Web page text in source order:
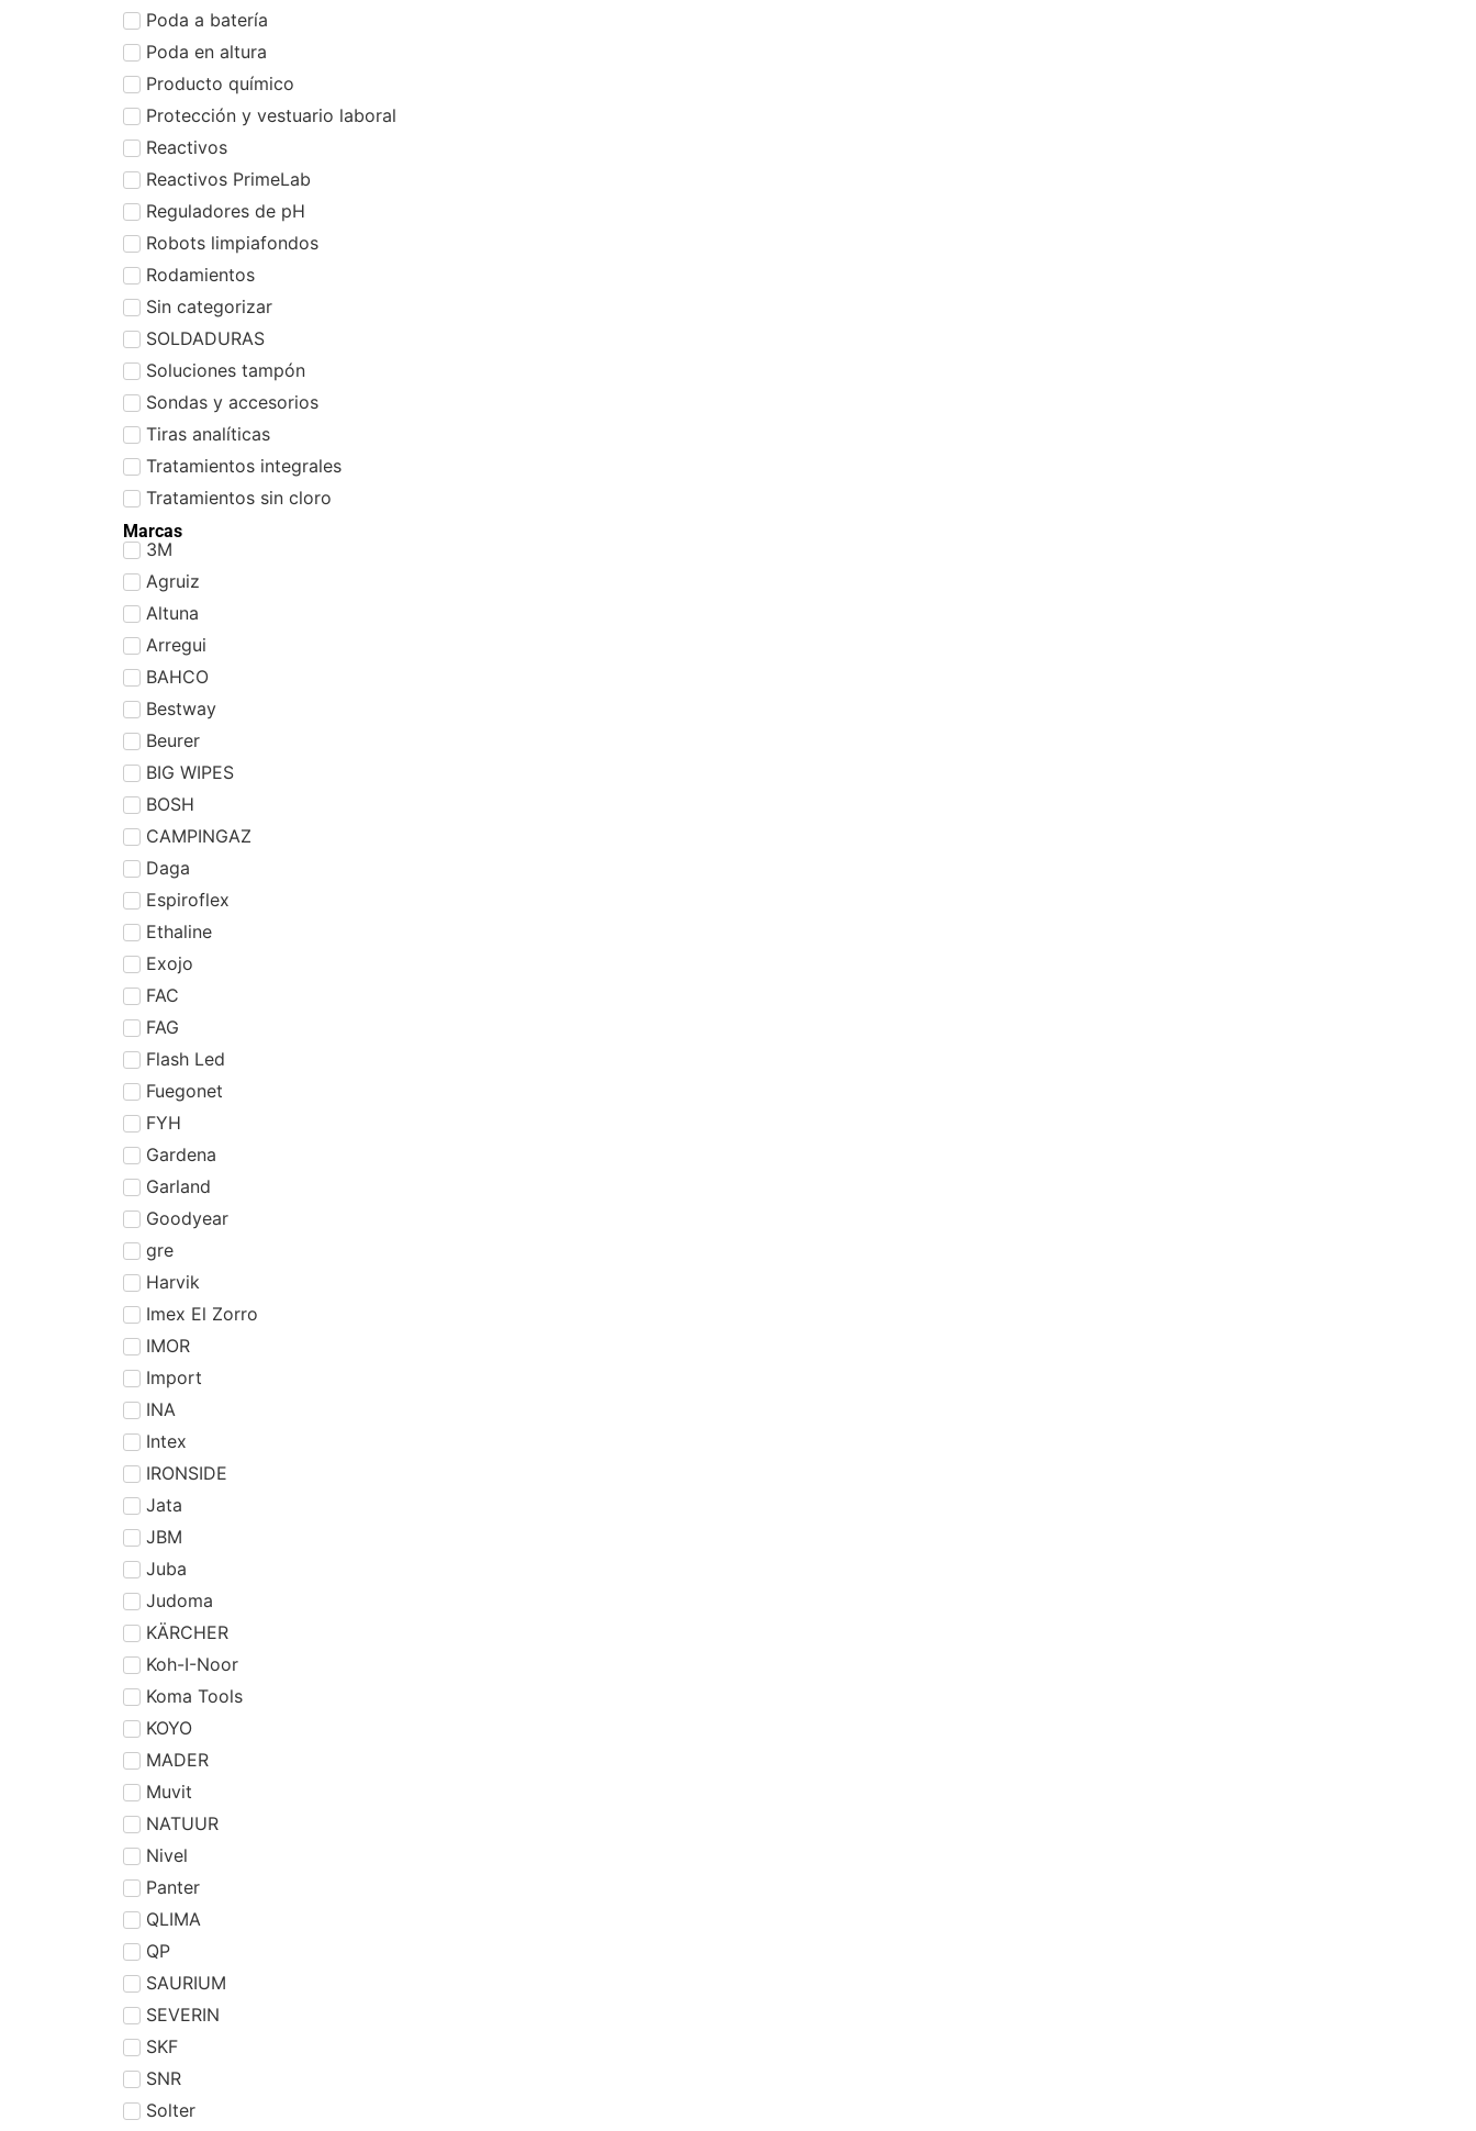
Poda a batería
Poda en altura
Producto químico
Protección y vestuario laboral
Reactivos
Reactivos PrimeLab
Reguladores de pH
Robots limpiafondos
Rodamientos
Sin categorizar
SOLDADURAS
Soluciones tampón
Sondas y accesorios
Tiras analíticas
Tratamientos integrales
Tratamientos sin cloro
Marcas
3M
Agruiz
Altuna
Arregui
BAHCO
Bestway
Beurer
BIG WIPES
BOSH
CAMPINGAZ
Daga
Espiroflex
Ethaline
Exojo
FAC
FAG
Flash Led
Fuegonet
FYH
Gardena
Garland
Goodyear
gre
Harvik
Imex El Zorro
IMOR
Import
INA
Intex
IRONSIDE
Jata
JBM
Juba
Judoma
KÄRCHER
Koh-I-Noor
Koma Tools
KOYO
MADER
Muvit
NATUUR
Nivel
Panter
QLIMA
QP
SAURIUM
SEVERIN
SKF
SNR
Solter